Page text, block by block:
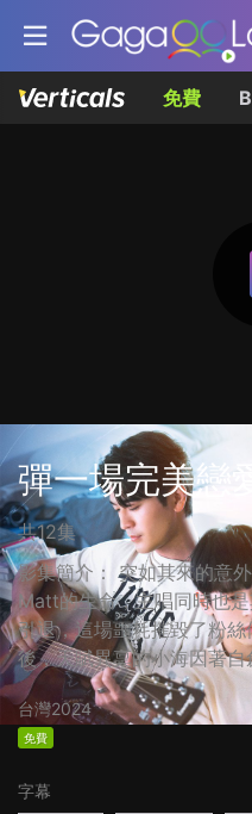
免費
彈一場完美戀愛
共12集
影集簡介： 突如其來的意
Matt的生命，主唱同時也
引退，這場噩耗摧毀了粉
後，天賦異稟的小海因著自
台灣2024
免費
字幕